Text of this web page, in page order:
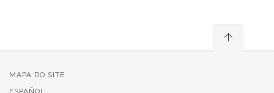
MAPA DO SITE
ESPAÑOL